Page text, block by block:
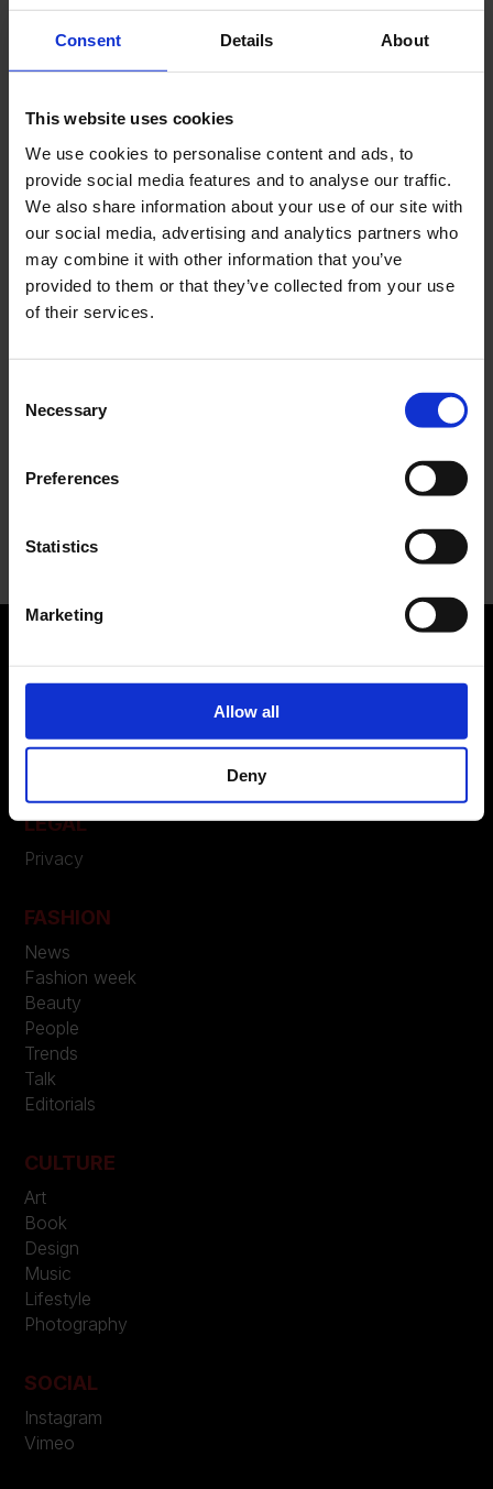
Consent Details About
This website uses cookies
We use cookies to personalise content and ads, to
provide social media features and to analyse our traffic.
We also share information about your use of our site with
our social media, advertising and analytics partners who
may combine it with other information that you’ve
provided to them or that they’ve collected from your use
of their services.
Selection
Necessary
Preferences
Statistics
Marketing
Allow all
Deny
Cerca
Recent Posts
Dolce Vita Riviera
Le donne omeriche e l’eterna resistenza: il
coraggio di chi persiste all’ombra degli eroi
Slayyyter e il sogno decadente della provincia
americana: chi è la nuova anti-diva della musica
elettro-pop
ASICS SportStyle e Little Tokyo Table Tennis: la
Xiao Wen Ju sono le protagoniste della nuova
Recent Comments
Manifesto
LEGAL
Privacy
FASHION
News
Fashion week
Beauty
People
Trends
Talk
Editorials
CULTURE
Art
Book
Design
Music
Lifestyle
Photography
SOCIAL
Instagram
Vimeo